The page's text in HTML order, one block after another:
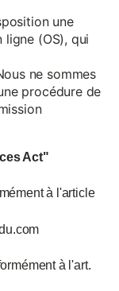
une
(OS), qui
ne sommes
procédure de
Act"
à l'article
à l'art.